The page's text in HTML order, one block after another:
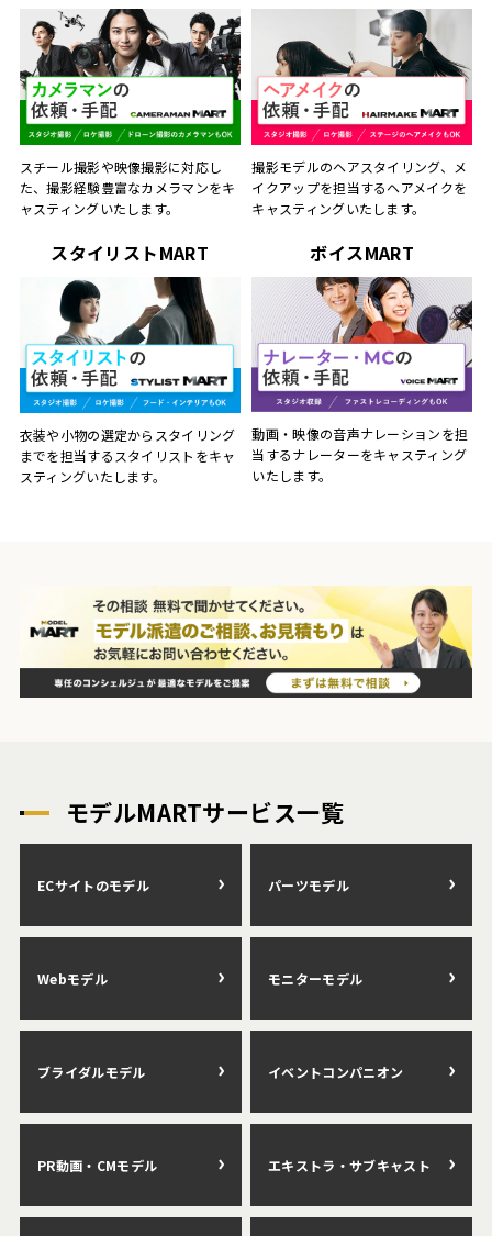
スチール撮影や映像撮影に対応し
た、撮影経験豊富なカメラマンをキ
ャスティングいたします。
撮影モデルのヘアスタイリング、メ
イクアップを担当するヘアメイクを
キャスティングいたします。
スタイリストMART
衣装や小物の選定からスタイリング
までを担当するスタイリストをキャ
スティングいたします。
ボイスMART
動画・映像の音声ナレーションを担
当するナレーターをキャスティング
いたします。
モデルMARTサービス一覧
ECサイトのモデル パーツモデル
Webモデル モニターモデル
ブライダルモデル イベントコンパニオン
PR動画・CMモデル エキストラ・サブキャスト